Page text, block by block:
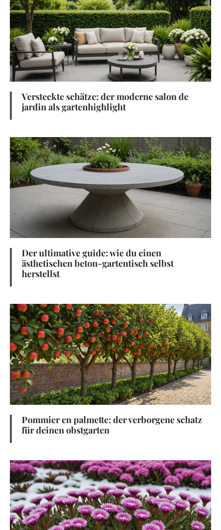
Versteckte schätze: der moderne salon de
jardin als gartenhighlight
Der ultimative guide: wie du einen
ästhetischen beton-gartentisch selbst
herstellst
Pommier en palmette: der verborgene schatz
für deinen obstgarten